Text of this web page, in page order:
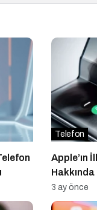
Apple’ın
Telefon
3 ay önce